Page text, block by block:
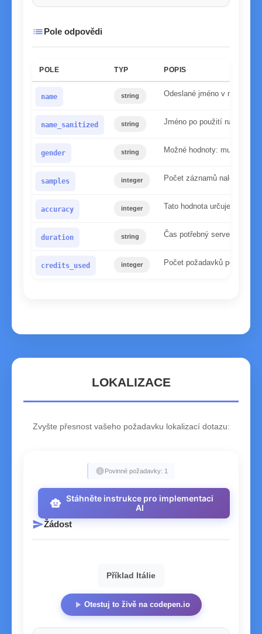
listPole odpovědi
POLE TYP POPIS
name string Odeslané jméno v malých
name_sanitized string Jméno po použití našeho
gender string Možné hodnoty: mužské,
samples integer Počet záznamů
accuracy integer Tato hodnota určuje
duration string Čas potřebný serveru ke
credits_used integer Počet požadavků použitých
LOKALIZACE
Zvyšte přesnost vašeho požadavku lokalizací dotazu:
infoPovinné požadavky: 1
smart_toy Stáhněte instrukce pro implementaci
AI
sendŽádost
Příklad Itálie
play_arrow Otestuj to živě na codepen.io